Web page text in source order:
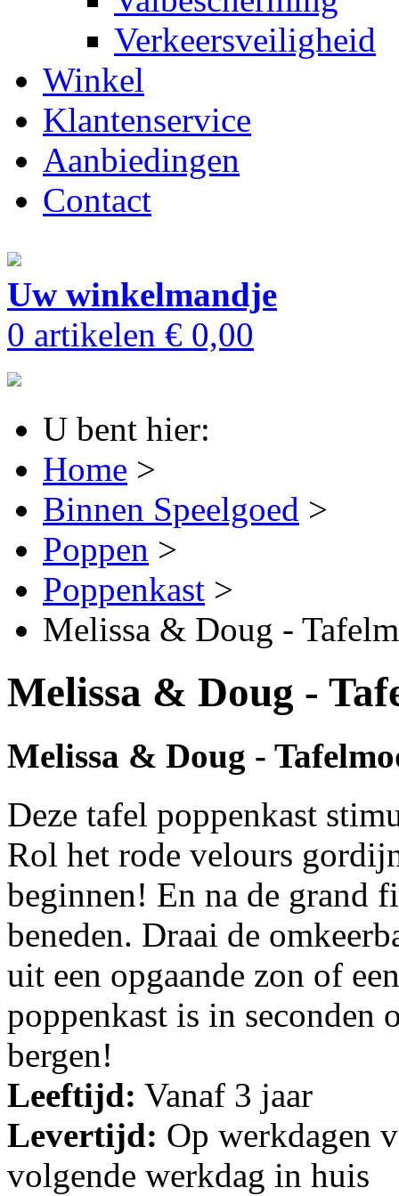
Verkeersveiligheid
Winkel
Klantenservice
Aanbiedingen
Contact
Uw winkelmandje
0 artikelen € 0,00
U bent hier:
Home >
Binnen Speelgoed >
Poppen >
Poppenkast >
Melissa & Doug -
Melissa & Doug -
Melissa & Doug -
Deze tafel poppenkast
Rol het rode velours
beginnen! En na de grand
beneden. Draai de
uit een opgaande zon of
poppenkast is in seconden
bergen!
Leeftijd: Vanaf 3 jaar
Levertijd: Op werkdagen
volgende werkdag in huis